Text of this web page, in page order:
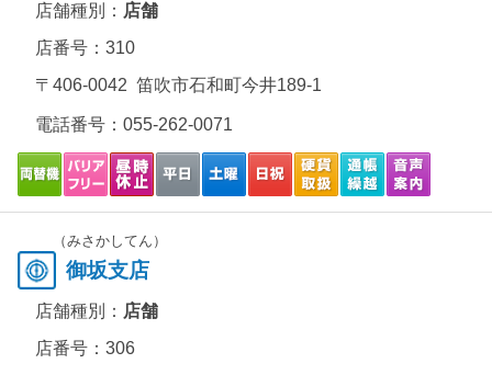
店舗種別： 店舗
店番号：310
〒406-0042 笛吹市石和町今井189-1
電話番号： 055-262-0071
（みさかしてん）
御坂支店
店舗種別： 店舗
店番号：306